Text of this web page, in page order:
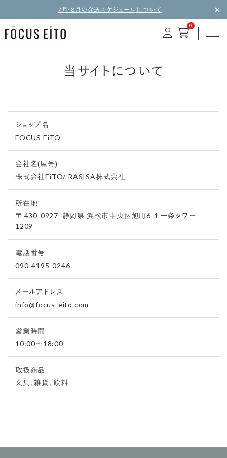
7月・8月の発送スケジュールについて
0
当サイトについて
ショップ名
FOCUS EiTO
会社名(屋号)
株式会社EiTO/ RASISA株式会社
所在地
〒 430-0927 静岡県 浜松市中央区旭町6-1 一条タワー
1209
電話番号
090-4195-0246
メールアドレス
info@focus-eito.com
営業時間
10:00〜18:00
取扱商品
文具、雑貨、飲料